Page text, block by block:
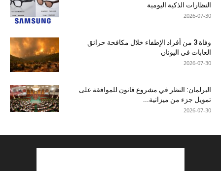
النظارات الذكية اليومية
2026-07-30
وفاة 3 من أفراد الإطفاء خلال مكافحة حرائق
الغابات في اليونان
2026-07-30
البرلمان: النظر في مشروع قانون للموافقة على
تمويل جزء من ميزانية...
2026-07-30